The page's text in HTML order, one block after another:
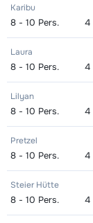
Karibu
8 - 10 Pers. 4
Laura
8 - 10 Pers. 4
Lilyan
8 - 10 Pers. 4
Pretzel
8 - 10 Pers. 4
Steier Hütte
8 - 10 Pers. 4